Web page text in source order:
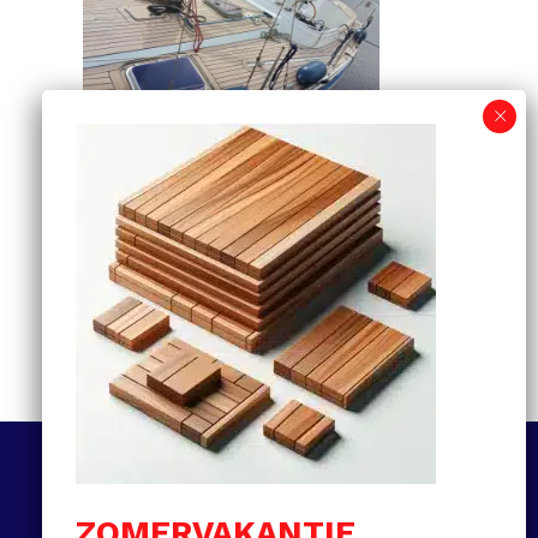
Informatiegids voor
kunststof teakdekken:
van selectie tot
onderhoud en prijzen
MEER LEZEN
Volg ons